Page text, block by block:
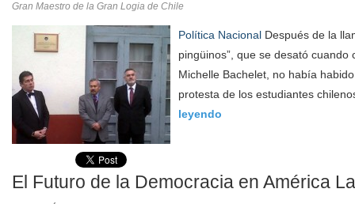
Gran Maestro de la Gran Logia de Chile
Política Nacional Después de la
pingüinos”, que se desató
Michelle Bachelet, no había
protesta de los estudiantes
leyendo
El Futuro de la Democracia en América